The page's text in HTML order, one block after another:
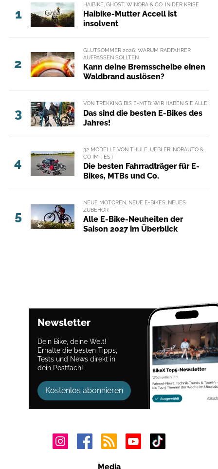
1
HAIBIKE, GHOST, WINORA & CO. IN DER KRISE
Haibike-Mutter Accell ist
insolvent
2
GLUTSOMMER 2026: WARUM RADFAHRER
AUFPASSEN SOLLTEN
Kann deine Bremsscheibe einen
Waldbrand auslösen?
3
VON TREKKING BIS E-MTB: WIR HABEN SIE ALLE!
Das sind die besten E-Bikes des
Jahres!
4
32 MODELLE VON THULE, UEBLER, NORAUTO &
CO IM TEST
Die besten Fahrradträger für E-
Bikes, MTBs und Co.
5
NEUE MOTOREN, NEUE E-BIKES, NEUES
ZUBEHÖR
Alle E-Bike-Neuheiten der
Saison 2027 im Überblick
Newsletter
Dein Bike, deine Welt!
Erhalte die besten Tipps,
Tests und News direkt in
dein Postfach!
Kostenlos abonnieren
Media